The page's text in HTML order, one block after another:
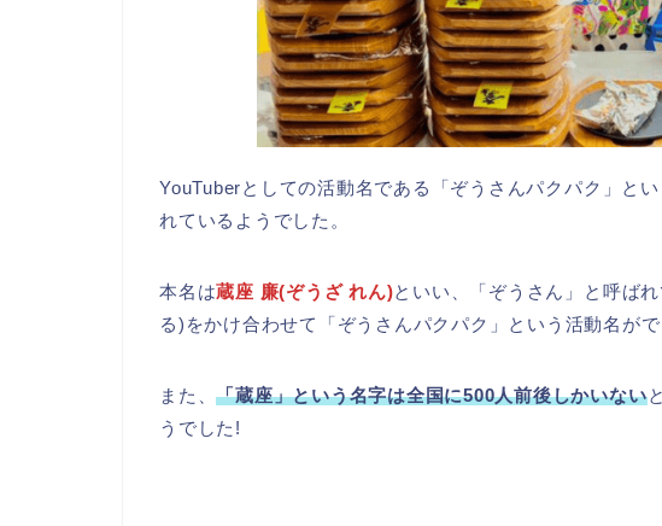
YouTuberとしての活動名である「ぞうさんパクパク」と
れているようでした。
本名は蔵座 廉(ぞうざ れん)といい、「ぞうさん」と呼ば
る)をかけ合わせて「ぞうさんパクパク」という活動名がで
また、「蔵座」という名字は全国に500人前後しかいない
うでした!